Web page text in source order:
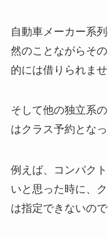
自動車メーカー系
然のことながらそ
的には借りられませ
そして他の独立系
はクラス予約となっ
例えば、コンパク
いと思った時に、
は指定できないの